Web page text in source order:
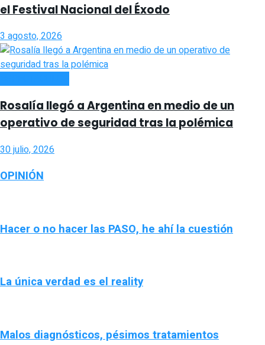
el Festival Nacional del Éxodo
3 agosto, 2026
Rosalía llegó a Argentina en medio de un
operativo de seguridad tras la polémica
30 julio, 2026
OPINIÓN
Hacer o no hacer las PASO, he ahí la cuestión
La única verdad es el reality
Malos diagnósticos, pésimos tratamientos